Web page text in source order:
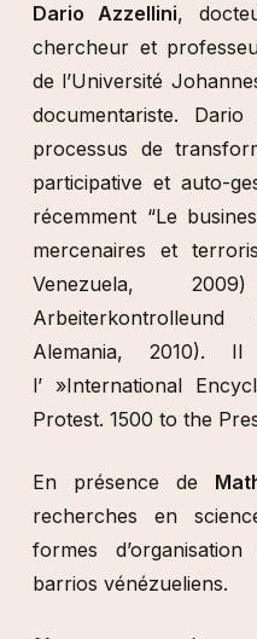
Dario Azzellini,
chercheur et
de l’Université
documentariste.
processus de
participative et auto-
récemment “Le
mercenaires et
Venezuela,
Alemania, 2010).
l’ »International
Protest. 1500 to the
En présence de
recherches en
formes
barrios vénézueliens.